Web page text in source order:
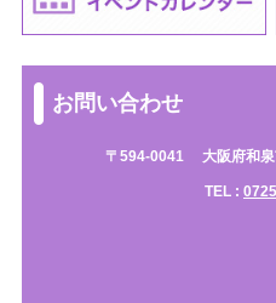
お問い合わせ
〒594-0041 大阪府和
TEL :